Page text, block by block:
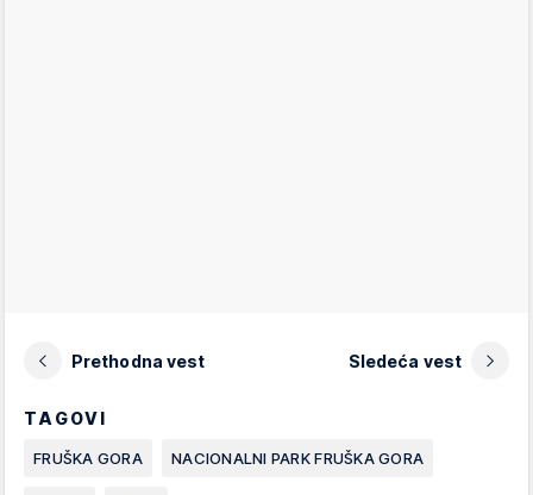
Prethodna vest Sledeća vest
TAGOVI
FRUŠKA GORA NACIONALNI PARK FRUŠKA GORA